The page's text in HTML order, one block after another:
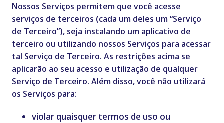
Nossos Serviços permitem que você acesse
serviços de terceiros (cada um deles um “Serviço
de Terceiro”), seja instalando um aplicativo de
terceiro ou utilizando nossos Serviços para acessar
tal Serviço de Terceiro. As restrições acima se
aplicarão ao seu acesso e utilização de qualquer
Serviço de Terceiro. Além disso, você não utilizará
os Serviços para:
violar quaisquer termos de uso ou